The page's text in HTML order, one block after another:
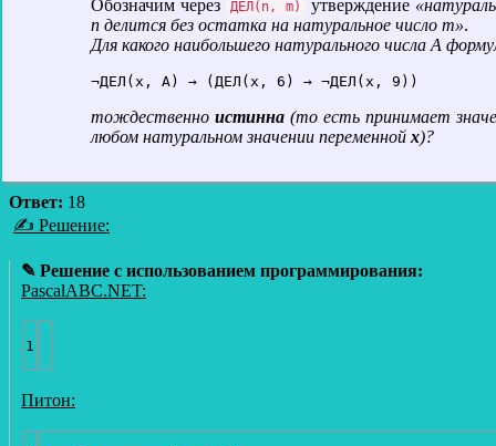
Обозначим через
ДЕЛ(n, m) утверждение
n делится без остатка на натуральное число m».
Для какого наибольшего натурального числа А
¬ДЕЛ(x, А) → (ДЕЛ(x, 6) → ¬ДЕЛ(x, 9))
тождественно истинна (то есть принимает
любом натуральном значении переменной х)?
Ответ: 18
✍ Решение:
✎ Решение с использованием программирования:
PascalABC.NET:
Питон: